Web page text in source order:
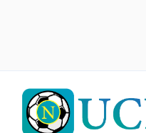
contenuto